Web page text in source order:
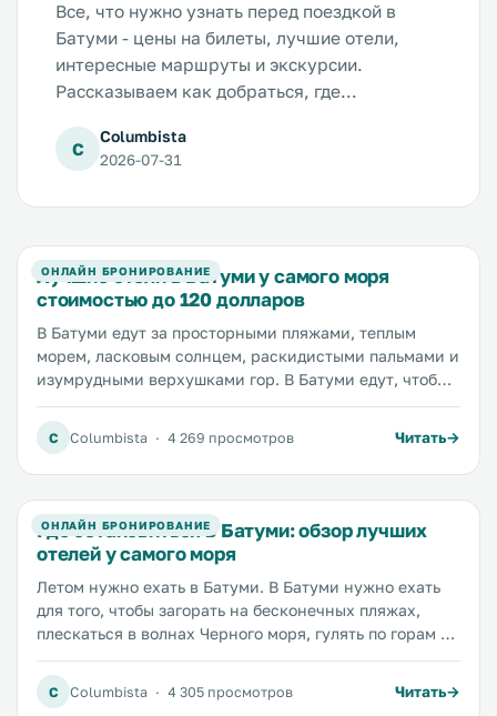
Все, что нужно узнать перед поездкой в
Батуми - цены на билеты, лучшие отели,
интересные маршруты и экскурсии.
Рассказываем как добраться, где
искать самую вкусную еду.
C
Columbista
2026-07-31
ОНЛАЙН БРОНИРОВАНИЕ
Лучшие отели в Батуми у самого моря
стоимостью до 120 долларов
В Батуми едут за просторными пляжами, теплым
морем, ласковым солнцем, раскидистыми пальмами и
изумрудными верхушками гор. В Батуми едут, чтобы
купаться и загорать, есть мороженое, пить кофе и
есть хачапури. В Батуми едут за грузинским
гостеприимством и застольями до утра. Если вы
хотите сэкономить на жилье, чтобы хватило на все
только лучшие варианты.
C Columbista · 4 269 просмотров Читать
ОНЛАЙН БРОНИРОВАНИЕ
Где остановиться в Батуми: обзор лучших
отелей у самого моря
Летом нужно ехать в Батуми. В Батуми нужно ехать
для того, чтобы загорать на бесконечных пляжах,
плескаться в волнах Черного моря, гулять по горам и
купаться в водопадах, есть хинкали и шашлык и
запивать все это сладким грузинским вином. Для
того, чтобы отдых был идеальным, нужно найти
C Columbista · 4 305 просмотров Читать